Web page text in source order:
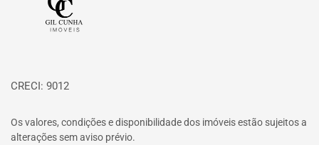
CRECI: 9012
Os valores, condições e disponibilidade dos imóveis estão sujeitos a
alterações sem aviso prévio.